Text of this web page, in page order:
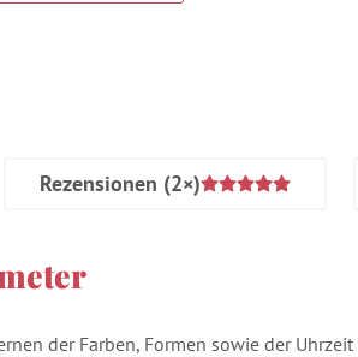
Rezensionen (2×)
der Farben, Formen sowie der Uhrzeit